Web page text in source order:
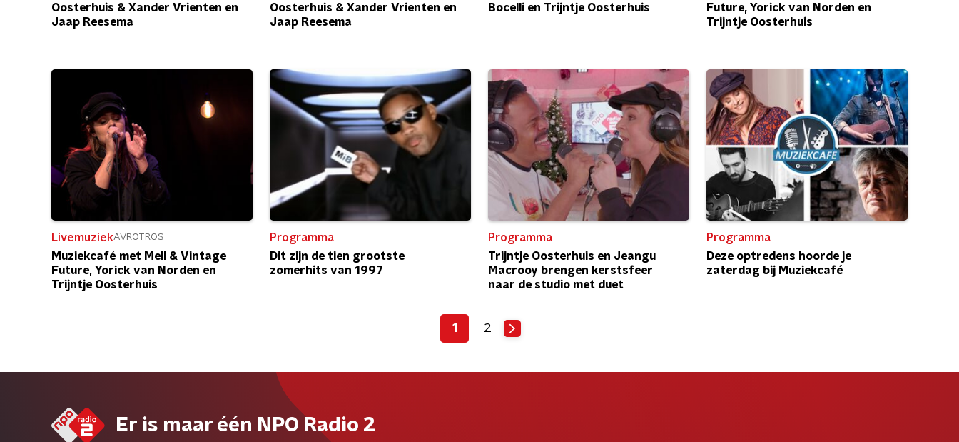
Oosterhuis & Xander Vrienten en
Jaap Reesema
Oosterhuis & Xander Vrienten en
Jaap Reesema
Bocelli en Trijntje Oosterhuis
Future, Yorick van Norden en
Trijntje Oosterhuis
LivemuziekAVROTROS
Muziekcafé met Mell & Vintage
Future, Yorick van Norden en
Trijntje Oosterhuis
Programma
Dit zijn de tien grootste
zomerhits van 1997
Programma
Trijntje Oosterhuis en Jeangu
Macrooy brengen kerstsfeer
naar de studio met duet
Programma
Deze optredens hoorde je
zaterdag bij Muziekcafé
1 2
Er is maar één NPO Radio 2